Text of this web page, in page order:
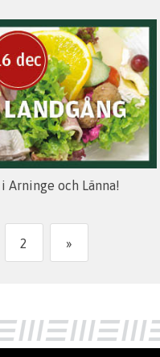
Arninge och Länna!
2 »